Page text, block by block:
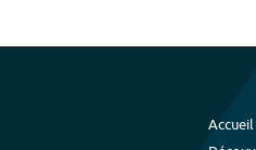
Accueil